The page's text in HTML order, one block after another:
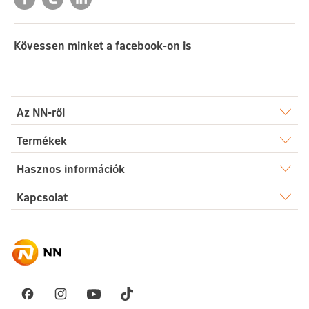
Kövessen minket a facebook-on is
Az NN-ről
Rólunk
Sajtószoba
Karrier
Fenntarthatóság
Pénzügyi navigátor
Termékek
Élet
Egészség
Nyugdíj
Vállalati megoldások
Hasznos információk
Dokumentumtár
Akadálymentesség
Kapcsolat
Ügyintézés